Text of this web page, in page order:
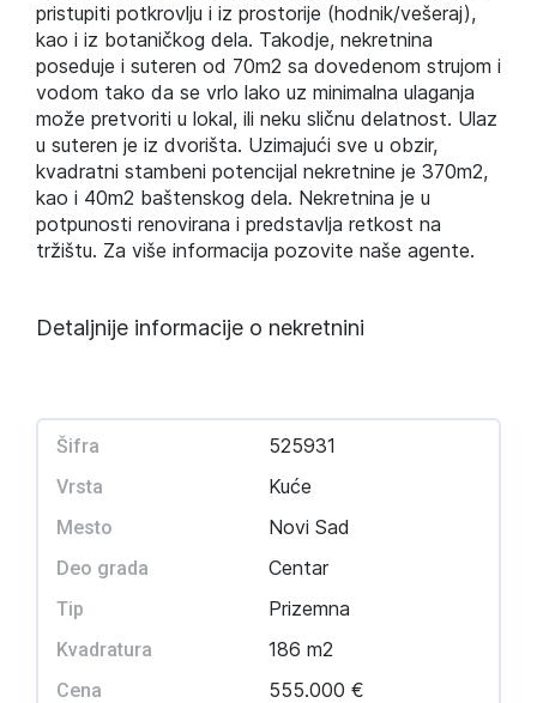
pristupiti potkrovlju i iz prostorije (hodnik/vešeraj),
kao i iz botaničkog dela. Takodje, nekretnina
poseduje i suteren od 70m2 sa dovedenom strujom i
vodom tako da se vrlo lako uz minimalna ulaganja
može pretvoriti u lokal, ili neku sličnu delatnost. Ulaz
u suteren je iz dvorišta. Uzimajući sve u obzir,
kvadratni stambeni potencijal nekretnine je 370m2,
kao i 40m2 baštenskog dela. Nekretnina je u
potpunosti renovirana i predstavlja retkost na
tržištu. Za više informacija pozovite naše agente.
Detaljnije informacije o nekretnini
Šifra 525931
Vrsta Kuće
Mesto Novi Sad
Deo grada Centar
Tip Prizemna
Kvadratura 186 m2
Cena 555.000 €